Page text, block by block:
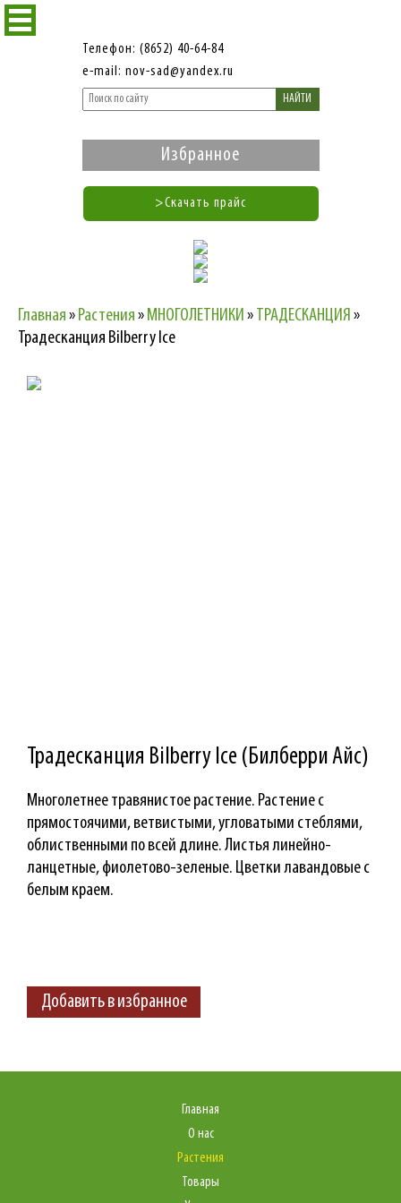
Телефон: (8652) 40-64-84
e-mail: nov-sad@yandex.ru
НАЙТИ
Избранное
>Скачать прайс
Главная» Растения» МНОГОЛЕТНИКИ »ТРАДЕСКАНЦИЯ »
Традесканция Bilberry Ice
Традесканция Bilberry Ice (Билберри Айс)
Многолетнее травянистое растение. Растение с
прямостоячими, ветвистыми, угловатыми стеблями,
облиственными по всей длине. Листья линейно-
ланцетные, фиолетово-зеленые. Цветки лавандовые с
белым краем.
Добавить в избранное
Главная
О нас
Растения
Товары